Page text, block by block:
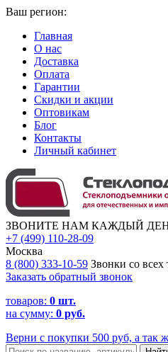
Ваш регион:
Главная
О нас
Доставка
Оплата
Гарантии
Скидки и акции
Оптовикам
Блог
Контакты
Личный кабинет
ЗВОНИТЕ НАМ КАЖДЫЙ ДЕНЬ
+7 (499) 110-28-09
Москва
8 (800) 333-10-59 Звонки со всех
Заказать обратный звонок
товаров: 0 шт.
на сумму: 0 руб.
Верни с покупки 500 руб, а так